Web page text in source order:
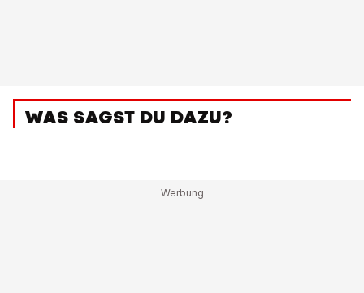
WAS SAGST DU DAZU?